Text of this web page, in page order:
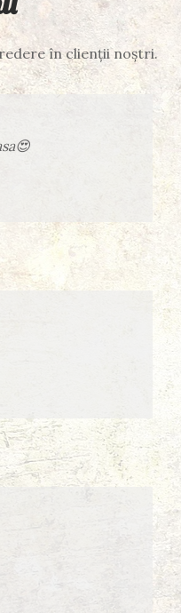
în clienții noștri.